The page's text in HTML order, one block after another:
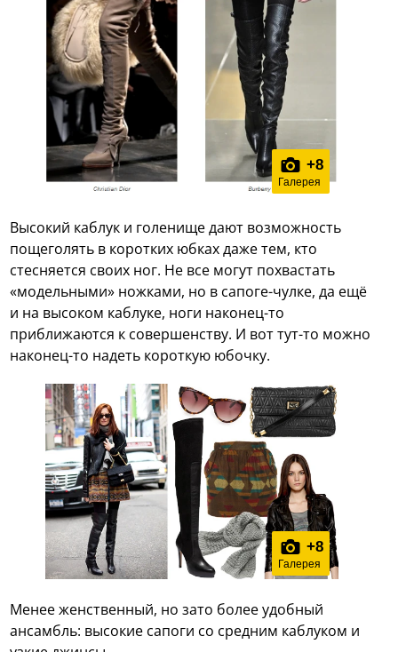
+8
Галерея
Высокий каблук и голенище дают возможность
пощеголять в коротких юбках даже тем, кто
стесняется своих ног. Не все могут похвастать
«модельными» ножками, но в сапоге-чулке, да ещё
и на высоком каблуке, ноги наконец-то
приближаются к совершенству. И вот тут-то можно
наконец-то надеть короткую юбочку.
+8
Галерея
Менее женственный, но зато более удобный
ансамбль: высокие сапоги со средним каблуком и